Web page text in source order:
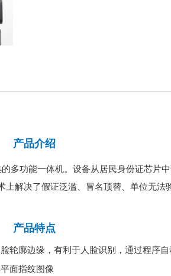
产品介绍
多功能一体机。设备从居民身份证芯片
解决了假证泛滥、冒名顶替、单位无法
产品特点
轮廓边缘，有利于人脸识别，通过程序
面指纹图像